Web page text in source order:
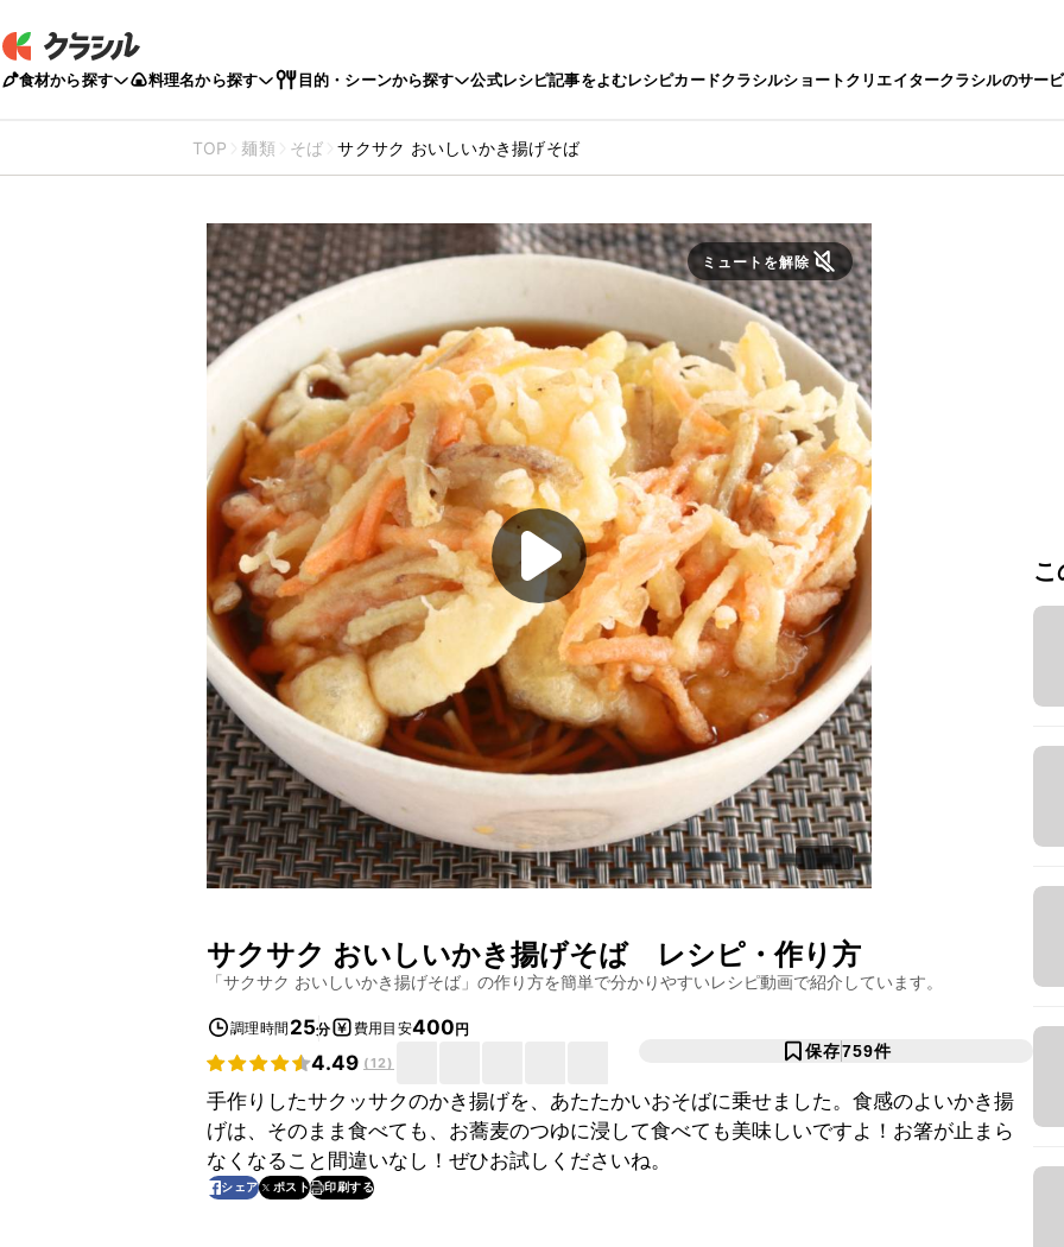
食材から探す 料理名から探す 目的・シーンから探す 公式レシピ記事をよむレシピカードクラシルショートクリエイタークラシルのサー
TOP 麺類 そば サクサク おいしいかき揚げそば
ミュートを解除
サクサク おいしいかき揚げそばレシピ・作り方
「サクサク おいしいかき揚げそば 」の作り方を簡単で分かりやすいレシピ動画で紹介しています。
調理時間 25分 費用目安400円
4.49 (12)
保存759件
手作りしたサクッサクのかき揚げを、あたたかいおそばに乗せました。食感のよいかき揚
げは、そのまま食べても、お蕎麦のつゆに浸して食べても美味しいですよ！お箸が止まら
なくなること間違いなし！ぜひお試しくださいね。
シェア ポスト 印刷する